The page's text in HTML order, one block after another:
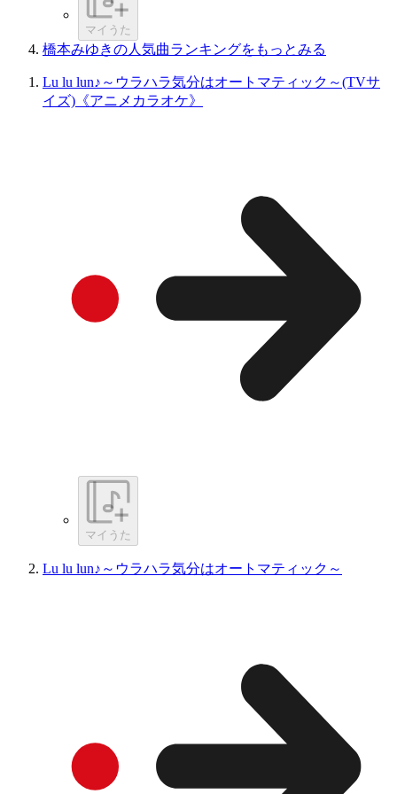
マイうた
橋本みゆきの人気曲ランキングをもっとみる
Lu lu lun♪～ウラハラ気分はオートマティック～(TVサ
イズ)《アニメカラオケ》
マイうた
Lu lu lun♪～ウラハラ気分はオートマティック～